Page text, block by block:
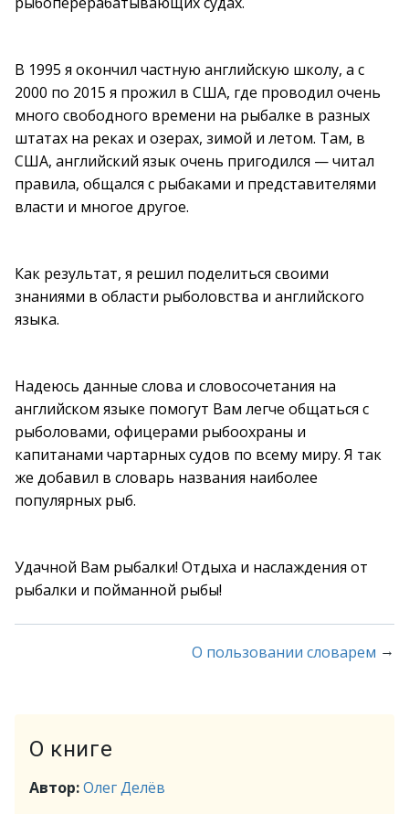
В 1995 я окончил частную английскую школу, а с
2000 по 2015 я прожил в США, где проводил очень
много свободного времени на рыбалке в разных
штатах на реках и озерах, зимой и летом. Там, в
США, английский язык очень пригодился — читал
правила, общался с рыбаками и представителями
власти и многое другое.
Как результат, я решил поделиться своими
знаниями в области рыболовства и английского
языка.
Надеюсь данные слова и словосочетания на
английском языке помогут Вам легче общаться с
рыболовами, офицерами рыбоохраны и
капитанами чартарных судов по всему миру. Я так
же добавил в словарь названия наиболее
популярных рыб.
Удачной Вам рыбалки! Отдыха и наслаждения от
рыбалки и пойманной рыбы!
О пользовании словарем →
О книге
Автор:Олег Делёв